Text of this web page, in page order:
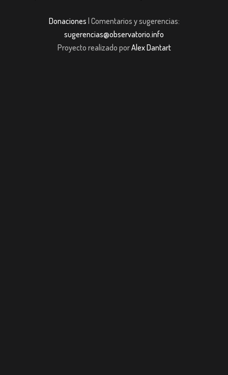
Donaciones | Comentarios y sugerencias:
sugerencias@observatorio.info
Proyecto realizado porAlex Dantart